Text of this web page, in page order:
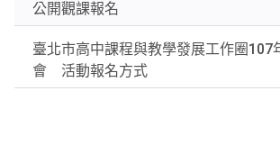
公開觀課報名
臺北市高中課程與教學發展工作圈107
會 活動報名方式